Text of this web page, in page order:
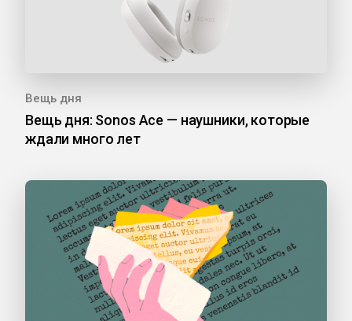
Вещь дня
Вещь дня: Sonos Ace — наушники, которые
ждали много лет